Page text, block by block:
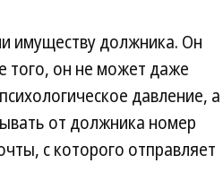
имуществу должника. Он
того, он не может даже
давление, а
от должника номер
с которого отправляет